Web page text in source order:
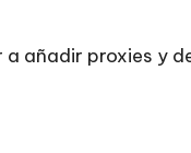
añadir proxies y